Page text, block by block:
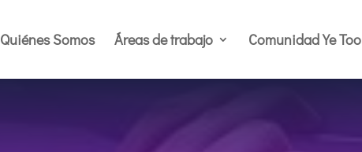
Quiénes Somos Áreas de trabajo Comunidad Ye Too